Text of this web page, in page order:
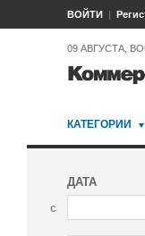
ВОЙТИ
09 АВГУСТА,
КАТЕГОРИИ
ДАТА
с